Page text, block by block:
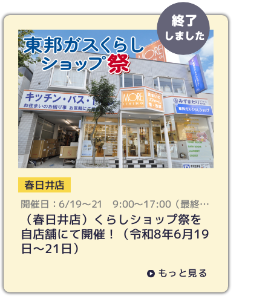
春日井店
開催日：6/19〜21 9:00〜17:00（最終受
付：16:30となります）
（春日井店）くらしショップ祭を
自店舗にて開催！（令和8年6月19
日〜21日）
もっと見る